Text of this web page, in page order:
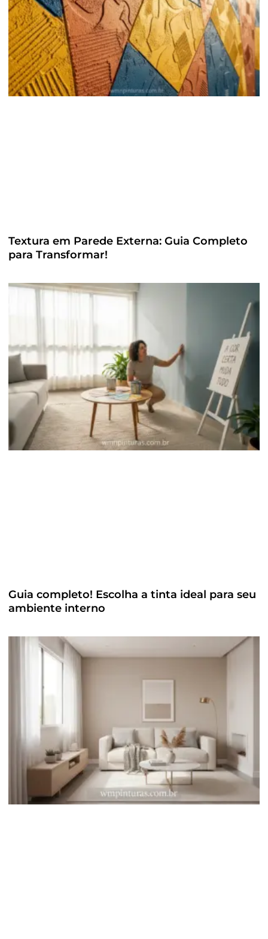
Textura em Parede Externa: Guia Completo
para Transformar!
Guia completo! Escolha a tinta ideal para seu
ambiente interno